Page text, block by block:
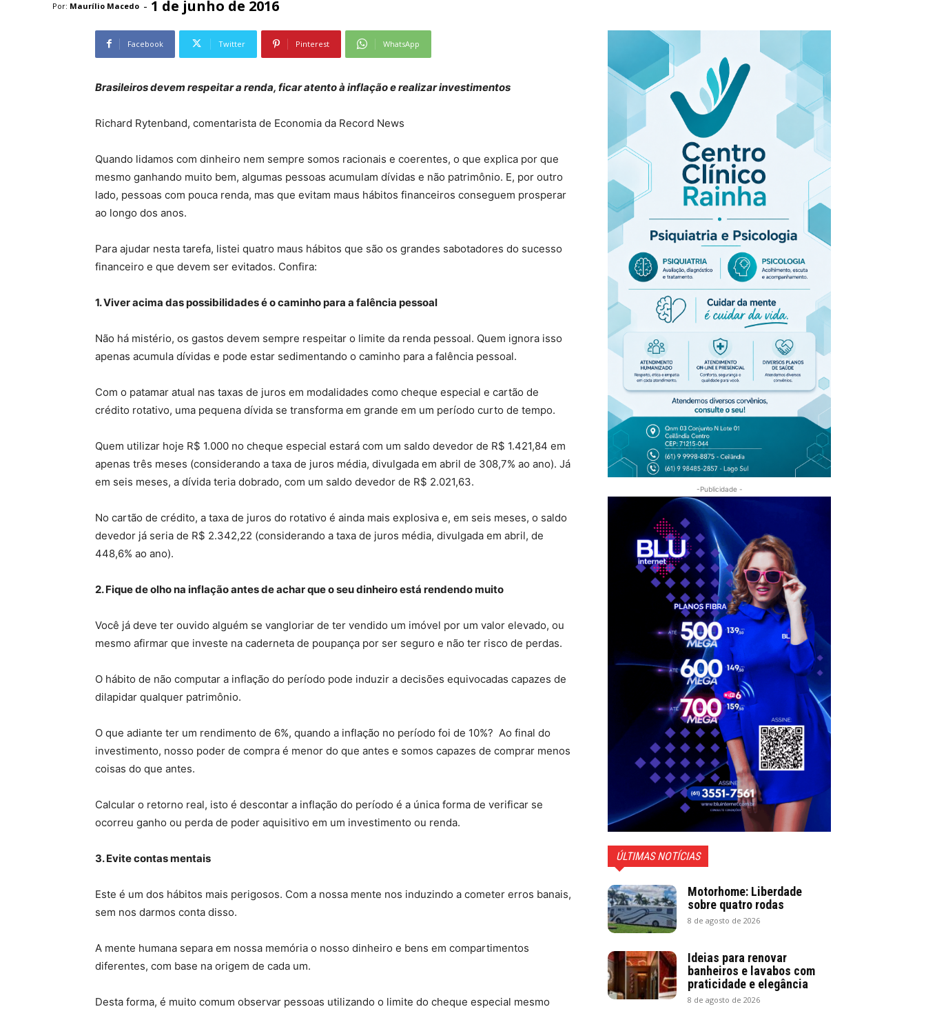
Por: Maurílio Macedo - 1 de junho de 2016
Facebook Twitter Pinterest WhatsApp
Brasileiros devem respeitar a renda, ficar atento à inflação e realizar investimentos
Richard Rytenband, comentarista de Economia da Record News
Quando lidamos com dinheiro nem sempre somos racionais e coerentes, o que explica por que
mesmo ganhando muito bem, algumas pessoas acumulam dívidas e não patrimônio. E, por outro
lado, pessoas com pouca renda, mas que evitam maus hábitos financeiros conseguem prosperar
ao longo dos anos.
Para ajudar nesta tarefa, listei quatro maus hábitos que são os grandes sabotadores do sucesso
financeiro e que devem ser evitados. Confira:
1. Viver acima das possibilidades é o caminho para a falência pessoal
Não há mistério, os gastos devem sempre respeitar o limite da renda pessoal. Quem ignora isso
apenas acumula dívidas e pode estar sedimentando o caminho para a falência pessoal.
Com o patamar atual nas taxas de juros em modalidades como cheque especial e cartão de
crédito rotativo, uma pequena dívida se transforma em grande em um período curto de tempo.
Quem utilizar hoje R$ 1.000 no cheque especial estará com um saldo devedor de R$ 1.421,84 em
apenas três meses (considerando a taxa de juros média, divulgada em abril de 308,7% ao ano). Já
em seis meses, a dívida teria dobrado, com um saldo devedor de R$ 2.021,63.
No cartão de crédito, a taxa de juros do rotativo é ainda mais explosiva e, em seis meses, o saldo
devedor já seria de R$ 2.342,22 (considerando a taxa de juros média, divulgada em abril, de
448,6% ao ano).
2. Fique de olho na inflação antes de achar que o seu dinheiro está rendendo muito
Você já deve ter ouvido alguém se vangloriar de ter vendido um imóvel por um valor elevado, ou
mesmo afirmar que investe na caderneta de poupança por ser seguro e não ter risco de perdas.
O hábito de não computar a inflação do período pode induzir a decisões equivocadas capazes de
dilapidar qualquer patrimônio.
O que adiante ter um rendimento de 6%, quando a inflação no período foi de 10%? Ao final do
investimento, nosso poder de compra é menor do que antes e somos capazes de comprar menos
coisas do que antes.
Calcular o retorno real, isto é descontar a inflação do período é a única forma de verificar se
ocorreu ganho ou perda de poder aquisitivo em um investimento ou renda.
3. Evite contas mentais
Este é um dos hábitos mais perigosos. Com a nossa mente nos induzindo a cometer erros banais,
sem nos darmos conta disso.
A mente humana separa em nossa memória o nosso dinheiro e bens em compartimentos
diferentes, com base na origem de cada um.
Desta forma, é muito comum observar pessoas utilizando o limite do cheque especial mesmo
-Publicidade -
ÚLTIMAS NOTÍCIAS
Motorhome: Liberdade
sobre quatro rodas
8 de agosto de 2026
Ideias para renovar
banheiros e lavabos com
praticidade e elegância
8 de agosto de 2026